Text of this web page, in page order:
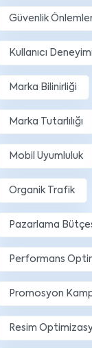
Güvenlik
Kullanıcı Deneyimi
Marka Bilinirliği
Marka Tutarlılığı
Mobil Uyumluluk
Organik Trafik
Pazarlama
Performans
Promosyon
Resim